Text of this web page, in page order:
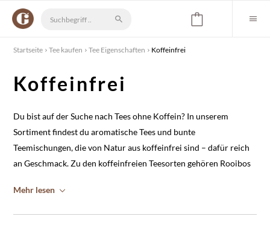
Startseite Tee kaufen Tee Eigenschaften Koffeinfrei
Koffeinfrei
Du bist auf der Suche nachTees ohne Koffein? In unserem
Sortiment findest du aromatische Tees und bunte
Teemischungen, die von Natur aus koffeinfrei sind – dafür reich
an Geschmack. Zu den koffeinfreien Teesorten gehören Rooibos
Kamillentee. Genieße Entspannung pur mit unserem
Mehr lesen